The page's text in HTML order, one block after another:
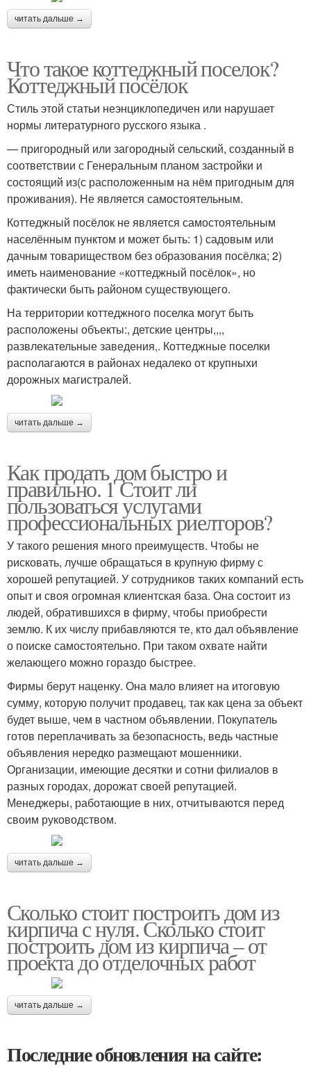
читать дальше →
Что такое коттеджный поселок?
Коттеджный посёлок
Стиль этой статьи неэнциклопедичен или нарушает
нормы литературного русского языка .
— пригородный или загородный сельский, созданный в
соответствии с Генеральным планом застройки и
состоящий из(с расположенным на нём пригодным для
проживания). Не является самостоятельным.
Коттеджный посёлок не является самостоятельным
населённым пунктом и может быть: 1) садовым или
дачным товариществом без образования посёлка; 2)
иметь наименование «коттеджный посёлок», но
фактически быть районом существующего.
На территории коттеджного поселка могут быть
расположены объекты:, детские центры,,,,
развлекательные заведения,. Коттеджные поселки
располагаются в районах недалеко от крупныхи
дорожных магистралей.
читать дальше →
Как продать дом быстро и
правильно. 1 Стоит ли
пользоваться услугами
профессиональных риелторов?
У такого решения много преимуществ. Чтобы не
рисковать, лучше обращаться в крупную фирму с
хорошей репутацией. У сотрудников таких компаний есть
опыт и своя огромная клиентская база. Она состоит из
людей, обратившихся в фирму, чтобы приобрести
землю. К их числу прибавляются те, кто дал объявление
о поиске самостоятельно. При таком охвате найти
желающего можно гораздо быстрее.
Фирмы берут наценку. Она мало влияет на итоговую
сумму, которую получит продавец, так как цена за объект
будет выше, чем в частном объявлении. Покупатель
готов переплачивать за безопасность, ведь частные
объявления нередко размещают мошенники.
Организации, имеющие десятки и сотни филиалов в
разных городах, дорожат своей репутацией.
Менеджеры, работающие в них, отчитываются перед
своим руководством.
читать дальше →
Сколько стоит построить дом из
кирпича с нуля. Сколько стоит
построить дом из кирпича – от
проекта до отделочных работ
читать дальше →
Последние обновления на сайте: